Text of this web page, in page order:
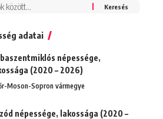
adatai
népessége,
(2020 – 2026)
Moson-Sopron vármegye
népessége, lakossága (2020 –